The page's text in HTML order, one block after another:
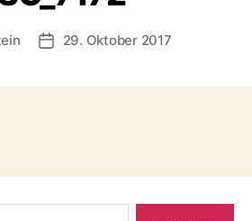
Veröffentlichungsdatum
29. Oktober 2017